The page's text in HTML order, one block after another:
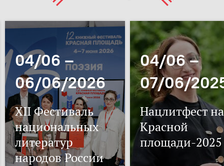
04/06 –
06/06/2026
XII Фестиваль
национальных
литератур
народов России
04/06 –
07/06/
Нацлитфест на
Красной
площади-2025